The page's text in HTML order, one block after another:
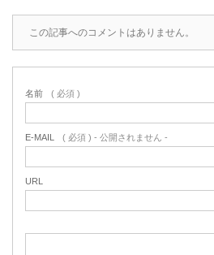
この記事へのコメントはありません。
名前 ( 必須 )
E-MAIL ( 必須 ) - 公開されません -
URL